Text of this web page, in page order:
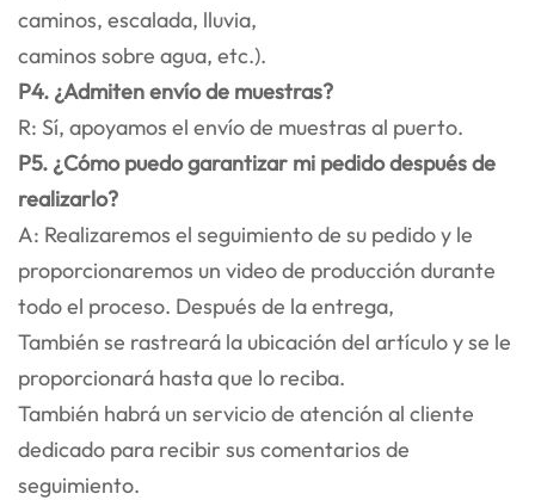
caminos, escalada, lluvia,
caminos sobre agua, etc.).
P4. ¿Admiten envío de muestras?
R: Sí, apoyamos el envío de muestras al puerto.
P5. ¿Cómo puedo garantizar mi pedido después de
realizarlo?
A: Realizaremos el seguimiento de su pedido y le
proporcionaremos un video de producción durante
todo el proceso. Después de la entrega,
También se rastreará la ubicación del artículo y se le
proporcionará hasta que lo reciba.
También habrá un servicio de atención al cliente
dedicado para recibir sus comentarios de
seguimiento.